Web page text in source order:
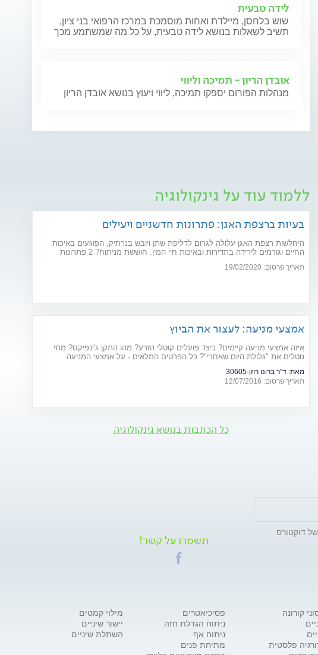
לידה טבעית
שוש בלחסן, מיילדת ואחות מוסמכת במרכז הרפואי בני ציון,
תשיב לשאלות בנושא לידה טבעית, על כל מה שמשתמע מכך
אובדן הריון - תמיכה וליווי
מנהלות הפורום יספקו תמיכה, ליווי ויעוץ בנושא אובדן הריון
ללמוד עוד על גינקולוגיה
בעיות ברצפת האגן: פתרונות חדשניים ויעילים
היחלשות רצפת האגן עלולה לגרום לדליפת שתן ויובש בנרתיק, הפוגעים באיכות
החיים וגורמים לירידה בתדירות ובאיכות חיי המין. חוששת מניתוח? 2 פתרונות
תאריך פרסום: 19/02/2020
אמצעי מניעה: לעצור את הביוץ
איזה אמצעי מניעה קיימים? כיצד פועלים קוטלי הזרע? מהו התקן ג'ינפיקס? מתי
נוטלים את "גלולת היום שאחרי"? כל הפרטים המלאים - על אמצעי המניעה
מאת: ד"ר ברונו רוזן-30605
תאריך פרסום: 12/07/2016
כל הכתבות בנושא גינקולוגיה
של דוקטורס
תשמרו על קשר!
קורונה
פלסטית
פסיכיאטרים
ניתוח הגדלת חזה
ניתוח אף
מתיחת פנים
מילוי קמטים
יישור שיניים
השתלת שיניים